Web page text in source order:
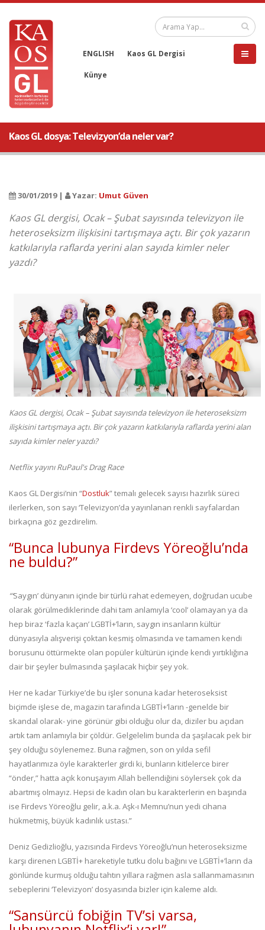
ENGLISH Kaos GL Dergisi
Künye
Kaos GL dosya: Televizyon’da neler var?
30/01/2019 | Yazar: Umut Güven
Kaos GL dergisi, Ocak – Şubat sayısında televizyon ile
heteroseksizm ilişkisini tartışmaya açtı. Bir çok yazarın
katkılarıyla raflarda yerini alan sayıda kimler neler
yazdı?
Kaos GL dergisi, Ocak – Şubat sayısında televizyon ile heteroseksizm
ilişkisini tartışmaya açtı. Bir çok yazarın katkılarıyla raflarda yerini alan
sayıda kimler neler yazdı?
Netflix yayını RuPaul's Drag Race
Kaos GL Dergisi’nin “Dostluk” temalı gelecek sayısı hazırlık süreci
ilerlerken, son sayı ‘Televizyon’da yayınlanan renkli sayfalardan
birkaçına göz gezdirelim.
“Bunca lubunya Firdevs Yöreoğlu’nda
ne buldu?”
“‘Saygın’ dünyanın içinde bir türlü rahat edemeyen, doğrudan ucube
olarak görülmediklerinde dahi tam anlamıyla ‘cool’ olamayan ya da
hep biraz ‘fazla kaçan’ LGBTİ+’ların, saygın insanların kültür
dünyasıyla alışverişi çoktan kesmiş olmasında ve tamamen kendi
borusunu öttürmekte olan popüler kültürün içinde kendi yırtıklığına
dair bir şeyler bulmasında şaşılacak hiçbir şey yok.
Her ne kadar Türkiye’de bu işler sonuna kadar heteroseksist
biçimde işlese de, magazin tarafında LGBTİ+’ların -genelde bir
skandal olarak- yine görünür gibi olduğu olur da, diziler bu açıdan
artık tam anlamıyla bir çöldür. Gelgelelim bunda da şaşılacak pek bir
şey olduğu söylenemez. Buna rağmen, son on yılda sefil
hayatlarımıza öyle karakterler girdi ki, bunların kitlelerce birer
“önder,” hatta açık konuşayım Allah bellendiğini söylersek çok da
abartmış olmayız. Hepsi de kadın olan bu karakterlerin en başında
ise Firdevs Yöreoğlu gelir, a.k.a. Aşk-ı Memnu’nun yedi cihana
hükmetmiş, büyük kadınlık ustası.”
Deniz Gedizlioğlu, yazısında Firdevs Yöreoğlu’nun heteroseksizme
karşı direnen LGBTİ+ hareketiyle tutku dolu bağını ve LGBTİ+’ların da
gönlünde kurmuş olduğu tahtın yıllara rağmen asla sallanmamasının
sebeplerini ‘Televizyon’ dosyasında bizler için kaleme aldı.
“Sansürcü fobiğin TV’si varsa,